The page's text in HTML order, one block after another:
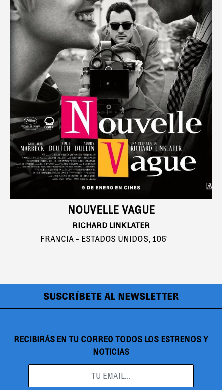
NOUVELLE VAGUE
RICHARD LINKLATER
FRANCIA - ESTADOS UNIDOS, 106'
SUSCRÍBETE AL NEWSLETTER
RECIBIRÁS EN TU CORREO TODOS LOS ESTRENOS Y
NOTICIAS